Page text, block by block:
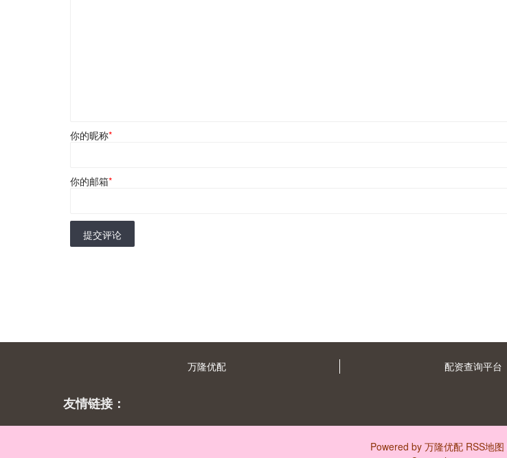
你的昵称*
你的邮箱*
提交评论
万隆优配 配资查询平台
友情链接：
Powered by 万隆优配 RSS地图